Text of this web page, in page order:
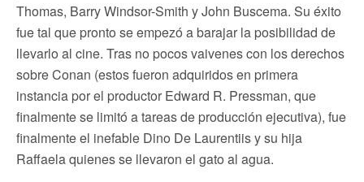
Thomas, Barry Windsor-Smith y John Buscema. Su éxito
fue tal que pronto se empezó a barajar la posibilidad de
llevarlo al cine. Tras no pocos vaivenes con los derechos
sobre Conan (estos fueron adquiridos en primera
instancia por el productor Edward R. Pressman, que
finalmente se limitó a tareas de producción ejecutiva), fue
finalmente el inefable Dino De Laurentiis y su hija
Raffaela quienes se llevaron el gato al agua.